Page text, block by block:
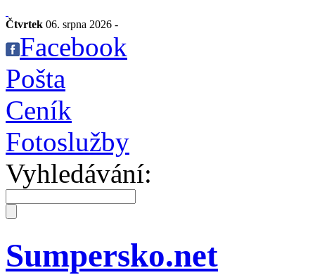
Čtvrtek 06. srpna 2026 -
Facebook
Pošta
Ceník
Fotoslužby
Vyhledávání:
Sumpersko.net